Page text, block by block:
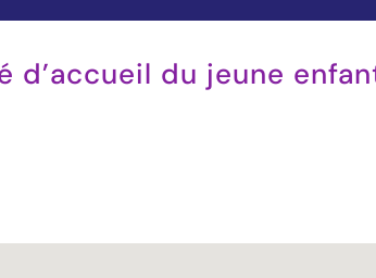
d’accueil du jeune